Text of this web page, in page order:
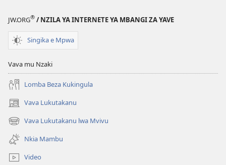
JW.ORG® / NZILA YA INTERNETE YA MBANGI ZA YAVE
Singika e Mpwa
Vava mu Nzaki
Lomba Beza Kukingula
Vava Lukutakanu
(opens
new
window)
Vava Lukutakanu lwa Mvivu
(opens
new
window)
Nkia Mambu
Video